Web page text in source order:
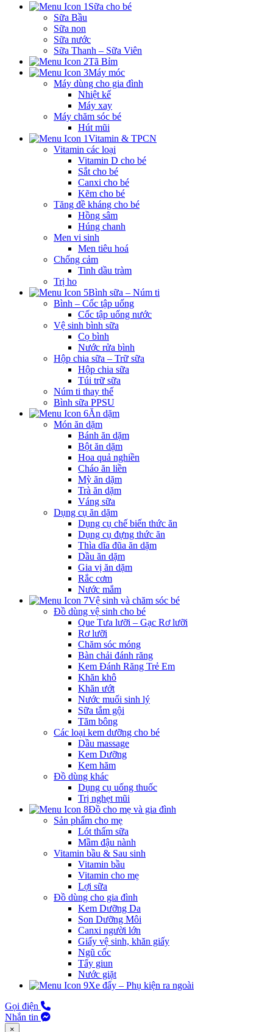
Sữa cho bé
Sữa Bầu
Sữa non
Sữa nước
Sữa Thanh – Sữa Viên
Tã Bỉm
Máy móc
Máy dùng cho gia đình
Nhiệt kế
Máy xay
Máy chăm sóc bé
Hút mũi
Vitamin & TPCN
Vitamin các loại
Vitamin D cho bé
Sắt cho bé
Canxi cho bé
Kẽm cho bé
Tăng đề kháng cho bé
Hồng sâm
Húng chanh
Men vi sinh
Men tiêu hoá
Chống cảm
Tinh dầu tràm
Trị ho
Bình sữa – Núm ti
Bình – Cốc tập uống
Cốc tập uống nước
Vệ sinh bình sữa
Cọ bình
Nước rửa bình
Hộp chia sữa – Trữ sữa
Hộp chia sữa
Túi trữ sữa
Núm ti thay thế
Bình sữa PPSU
Ăn dặm
Món ăn dặm
Bánh ăn dặm
Bột ăn dặm
Hoa quả nghiền
Cháo ăn liền
Mỳ ăn dặm
Trà ăn dặm
Váng sữa
Dụng cụ ăn dặm
Dụng cụ chế biến thức ăn
Dụng cụ đựng thức ăn
Thìa dĩa đũa ăn dặm
Dầu ăn dặm
Gia vị ăn dặm
Rắc cơm
Nước mắm
Vệ sinh và chăm sóc bé
Đồ dùng vệ sinh cho bé
Que Tưa lưỡi – Gạc Rơ lưỡi
Rơ lưỡi
Chăm sóc móng
Bàn chải đánh răng
Kem Đánh Răng Trẻ Em
Khăn khô
Khăn ướt
Nước muối sinh lý
Sữa tắm gội
Tăm bông
Các loại kem dưỡng cho bé
Dầu massage
Kem Dưỡng
Kem hăm
Đồ dùng khác
Dụng cụ uống thuốc
Trị nghẹt mũi
Đồ cho mẹ và gia đình
Sản phẩm cho mẹ
Lót thấm sữa
Mầm đậu nành
Vitamin bầu & Sau sinh
Vitamin bầu
Vitamin cho mẹ
Lợi sữa
Đồ dùng cho gia đình
Kem Dưỡng Da
Son Dưỡng Môi
Canxi người lớn
Giấy vệ sinh, khăn giấy
Ngũ cốc
Tẩy giun
Nước giặt
Xe đẩy – Phụ kiện ra ngoài
Gọi điện
Nhắn tin
×